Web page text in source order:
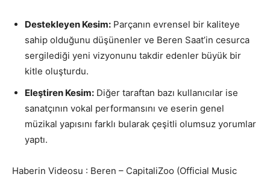
Destekleyen Kesim: Parçanın evrensel bir kaliteye
sahip olduğunu düşünenler ve Beren Saat’in cesurca
sergilediği yeni vizyonunu takdir edenler büyük bir
kitle oluşturdu.
Eleştiren Kesim: Diğer taraftan bazı kullanıcılar ise
sanatçının vokal performansını ve eserin genel
müzikal yapısını farklı bularak çeşitli olumsuz yorumlar
yaptı.
Haberin Videosu : Beren – CapitaliZoo (Official Music